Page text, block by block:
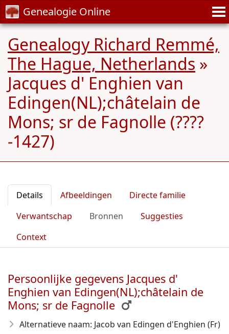
Genealogie Online
Genealogy Richard Remmé,
The Hague, Netherlands »
Jacques d' Enghien van
Edingen(NL);châtelain de
Mons; sr de Fagnolle (????
-1427)
Details Afbeeldingen
Directe familie
Verwantschap
Bronnen
Suggesties
Context
Persoonlijke gegevens Jacques d'
Enghien van Edingen(NL);châtelain de
Mons; sr de Fagnolle
Alternatieve naam: Jacob van Edingen d'Enghien (Fr)